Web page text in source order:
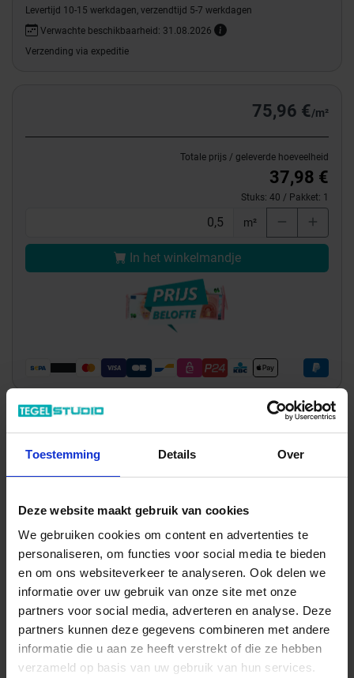
Toestemming Details Over
Deze website maakt gebruik van cookies
We gebruiken cookies om content en advertenties te
personaliseren, om functies voor social media te bieden
en om ons websiteverkeer te analyseren. Ook delen we
informatie over uw gebruik van onze site met onze
partners voor social media, adverteren en analyse. Deze
partners kunnen deze gegevens combineren met andere
informatie die u aan ze heeft verstrekt of die ze hebben
verzameld op basis van uw gebruik van hun services.
Levertijd 10-15 werkdagen, verzendtijd 5-7 werkdagen
Verwachte beschikbaarheid: 31.08.2026
Verzending via expeditie
75,96 €/m²
Totale prijs / geleverde hoeveelheid
37,98 €
Stuks: 40 / Pakket: 1
m²
In het winkelmandje
Onze verkoopspecialisten staan graag voor je klaar:
Di – Vr 09.00 – 18.00
+31 (0) 478 - 69 11 63 Productaanvraag
Quintessenza Tinte Indrukken